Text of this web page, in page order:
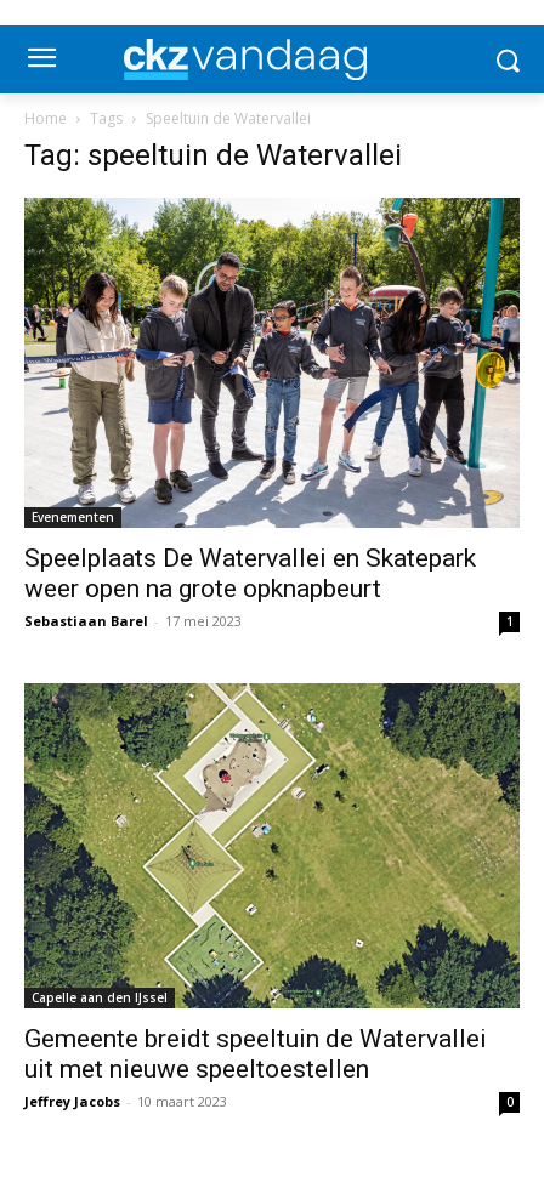
Home Tags Speeltuin de Watervallei
Tag: speeltuin de Watervallei
Evenementen
Speelplaats De Watervallei en Skatepark
weer open na grote opknapbeurt
Sebastiaan Barel - 17 mei 2023 1
Capelle aan den IJssel
Gemeente breidt speeltuin de Watervallei
uit met nieuwe speeltoestellen
Jeffrey Jacobs - 10 maart 2023 0